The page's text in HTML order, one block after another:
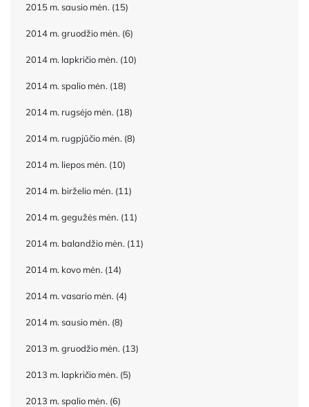
2015 m. sausio mėn. (15)
2014 m. gruodžio mėn. (6)
2014 m. lapkričio mėn. (10)
2014 m. spalio mėn. (18)
2014 m. rugsėjo mėn. (18)
2014 m. rugpjūčio mėn. (8)
2014 m. liepos mėn. (10)
2014 m. birželio mėn. (11)
2014 m. gegužės mėn. (11)
2014 m. balandžio mėn. (11)
2014 m. kovo mėn. (14)
2014 m. vasario mėn. (4)
2014 m. sausio mėn. (8)
2013 m. gruodžio mėn. (13)
2013 m. lapkričio mėn. (5)
2013 m. spalio mėn. (6)